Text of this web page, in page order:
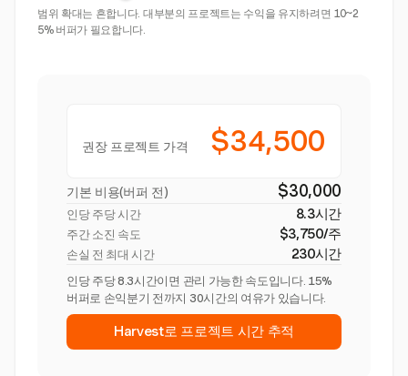
범위 확대는 흔합니다. 대부분의 프로젝트는 수익을 유지하려면 10~2
5% 버퍼가 필요합니다.
권장 프로젝트 가격 $34,500
기본 비용(버퍼 전) $30,000
인당 주당 시간 8.3시간
주간 소진 속도 $3,750/주
손실 전 최대 시간 230시간
인당 주당 8.3시간이면 관리 가능한 속도입니다. 15%
버퍼로 손익분기 전까지 30시간의 여유가 있습니다.
Harvest로 프로젝트 시간 추적